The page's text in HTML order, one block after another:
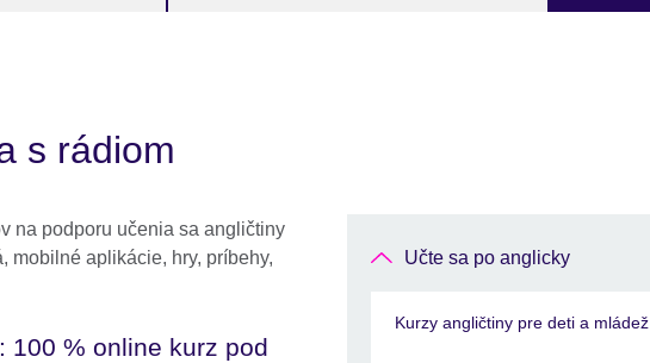
s rádiom
na podporu učenia sa angličtiny
mobilné aplikácie, hry, príbehy,
100 % online kurz pod
Učte sa po anglicky
Kurzy angličtiny pre deti a mládež